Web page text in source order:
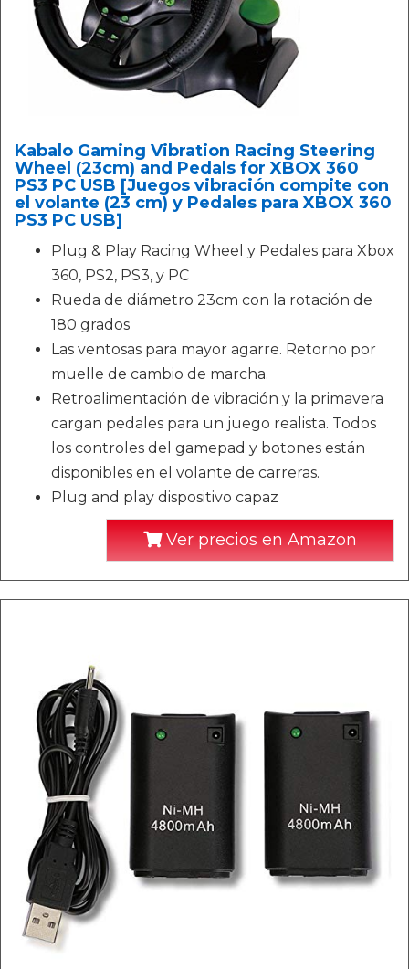
Kabalo Gaming Vibration Racing Steering
Wheel (23cm) and Pedals for XBOX 360
PS3 PC USB [Juegos vibración compite con
el volante (23 cm) y Pedales para XBOX 360
PS3 PC USB]
Plug & Play Racing Wheel y Pedales para Xbox
360, PS2, PS3, y PC
Rueda de diámetro 23cm con la rotación de
180 grados
Las ventosas para mayor agarre. Retorno por
muelle de cambio de marcha.
Retroalimentación de vibración y la primavera
cargan pedales para un juego realista. Todos
los controles del gamepad y botones están
disponibles en el volante de carreras.
Plug and play dispositivo capaz
Ver precios en Amazon